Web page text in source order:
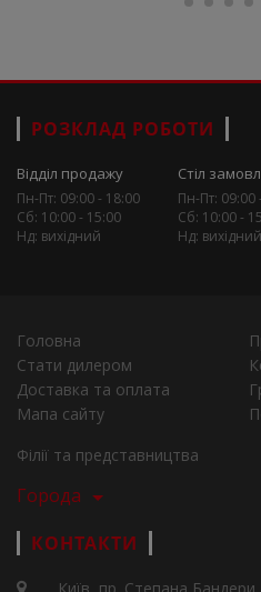
РОЗКЛАД РОБОТИ
Відділ продажу
Пн-Пт: 09:00 - 18:00
Сб: 10:00 - 15:00
Нд: вихідний
Стіл
Пн-Пт: 09:00
Сб: 10:00 -
Нд: вихідний
Головна
Стати дилером
Доставка та оплата
Мапа сайту
Філії та представництва
Города
КОНТАКТИ